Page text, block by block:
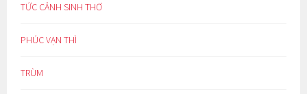
TỨC CẢNH SINH THƠ
PHÚC VẠN THÌ
TRÙM